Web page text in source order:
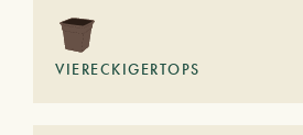
VIERECKIGERTOPS